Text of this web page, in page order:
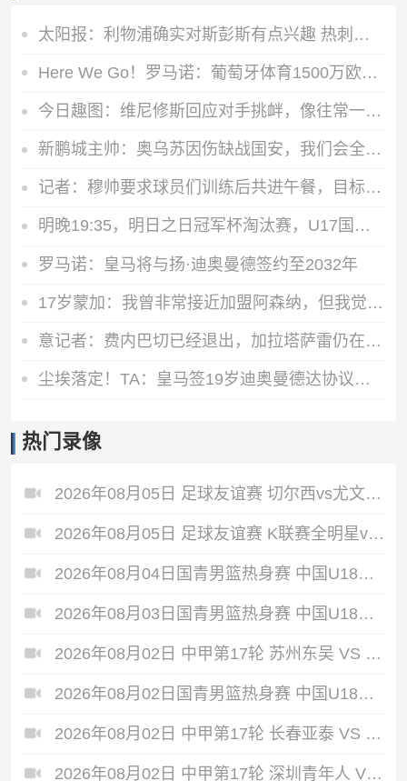
太阳报：利物浦确实对斯彭斯有点兴趣 热刺标价3500万镑左右
Here We Go！罗马诺：葡萄牙体育1500万欧+浮动签伊兰昆达
今日趣图：维尼修斯回应对手挑衅，像往常一样指了指欧冠臂章
新鹏城主帅：奥乌苏因伤缺战国安，我们会全力争胜并打入很多球
记者：穆帅要求球员们训练后共进午餐，目标打造真正团结的团队
明晚19:35，明日之日冠军杯淘汰赛，U17国足将战河床U17！
罗马诺：皇马将与扬·迪奥曼德签约至2032年
17岁蒙加：我曾非常接近加盟阿森纳，但我觉得自己更适合曼城
意记者：费内巴切已经退出，加拉塔萨雷仍在坚持要签下莱奥
尘埃落定！TA：皇马签19岁迪奥曼德达协议！总价最高可达1.4亿欧
热门录像
2026年08月05日 足球友谊赛 切尔西vs尤文图斯 全场录像
2026年08月05日 足球友谊赛 K联赛全明星vs曼城 全场录像
2026年08月04日国青男篮热身赛 中国U18男篮 - 加拿大大卫·安篮球学院 全场录像
2026年08月03日国青男篮热身赛 中国U18男篮 - 韩国东国大学 全场录像
2026年08月02日 中甲第17轮 苏州东吴 VS 梅州客家 全场录像
2026年08月02日国青男篮热身赛 中国U18男篮 - 纽纳华丁闪电队 全场录像
2026年08月02日 中甲第17轮 长春亚泰 VS 石家庄功夫 全场录像
2026年08月02日 中甲第17轮 深圳青年人 VS 无锡吴钩 全场录像